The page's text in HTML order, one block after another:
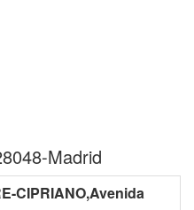
Madrid
CIPRIANO,Avenida